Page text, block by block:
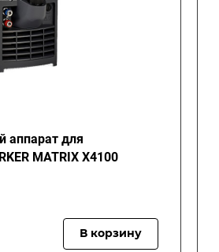
для
MATRIX X4100
В корзину